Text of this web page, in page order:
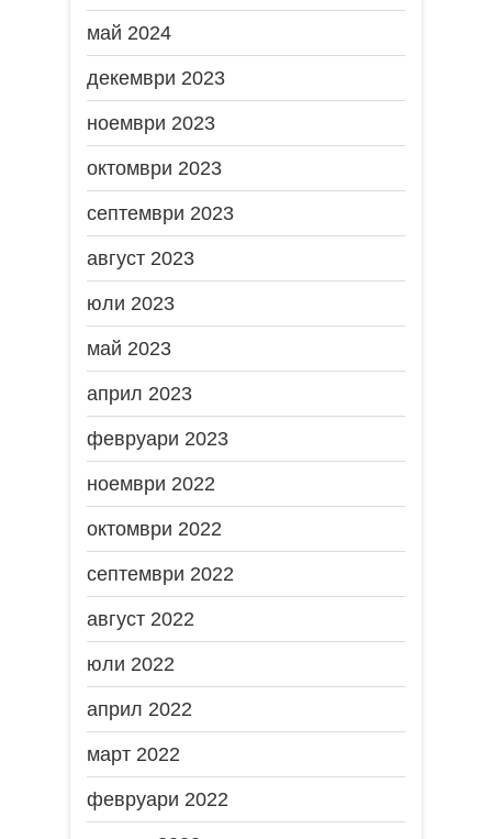
май 2024
декември 2023
ноември 2023
октомври 2023
септември 2023
август 2023
юли 2023
май 2023
април 2023
февруари 2023
ноември 2022
октомври 2022
септември 2022
август 2022
юли 2022
април 2022
март 2022
февруари 2022